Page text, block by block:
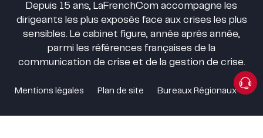
Depuis 15 ans, LaFrenchCom accompagne les
dirigeants les plus exposés face aux crises les plus
sensibles. Le cabinet figure, année après année,
parmi les références françaises de la
communication de crise et de la gestion de crise.
Mentions légales Plan de site Bureaux Régionaux